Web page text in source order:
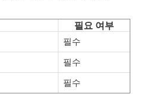
필요 여부
필수
필수
필수